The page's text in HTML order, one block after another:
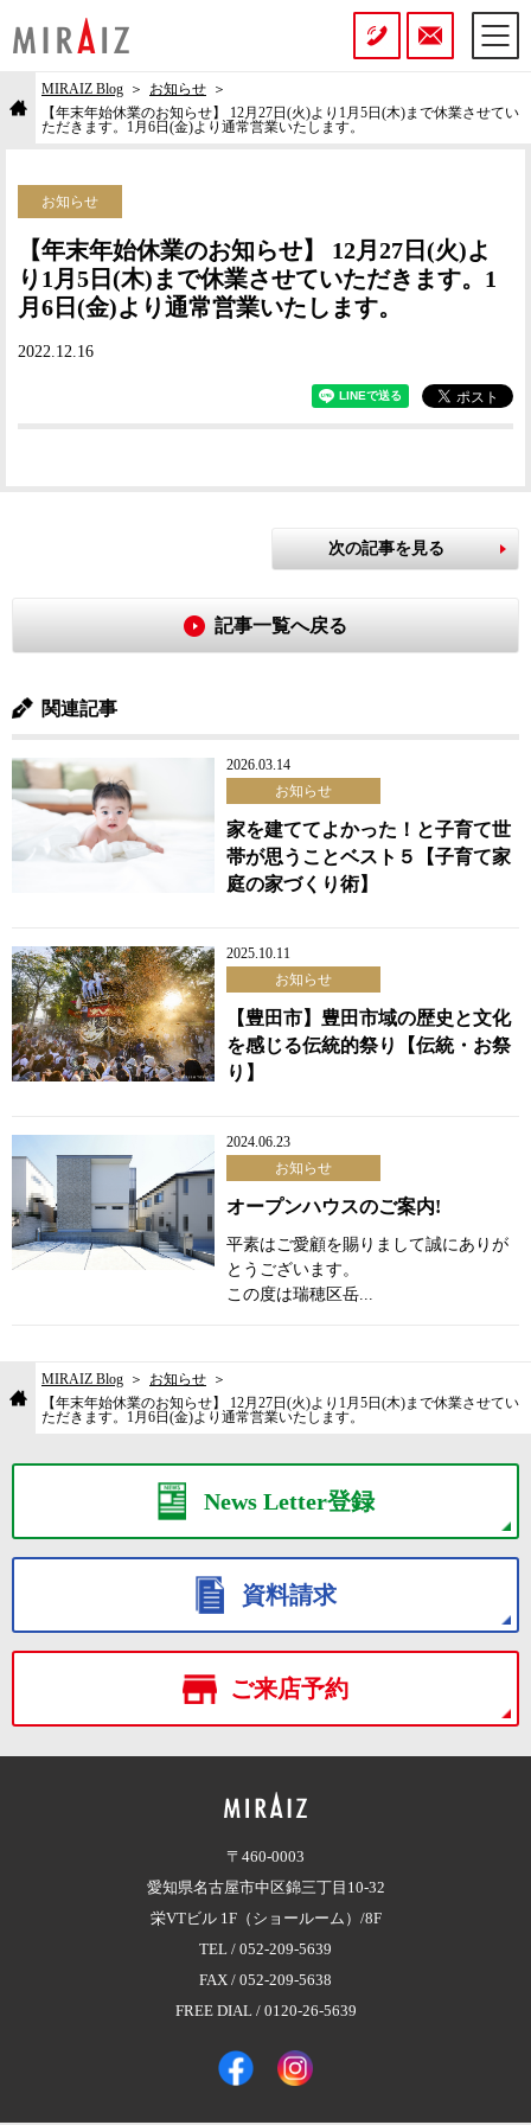
MIRAIZ Blog
お知らせ
【年末年始休業のお知らせ】 12月27日(火)より1月5日(木)まで休業させてい
ただきます。1月6日(金)より通常営業いたします。
お知らせ
【年末年始休業のお知らせ】 12月27日(火)よ
り1月5日(木)まで休業させていただきます。1
月6日(金)より通常営業いたします。
2022.12.16
記事一覧へ戻る
次の記事を見る
関連記事
2026.03.14
お知らせ
家を建ててよかった！と子育て世
帯が思うことベスト５【子育て家
庭の家づくり術】
2025.10.11
お知らせ
【豊田市】豊田市域の歴史と文化
を感じる伝統的祭り【伝統・お祭
り】
2024.06.23
お知らせ
オープンハウスのご案内!
平素はご愛顧を賜りまして誠にありが
とうございます。
この度は瑞穂区岳...
MIRAIZ Blog
お知らせ
【年末年始休業のお知らせ】 12月27日(火)より1月5日(木)まで休業させてい
ただきます。1月6日(金)より通常営業いたします。
News Letter登録
資料請求
ご来店予約
〒460-0003
愛知県名古屋市中区錦三丁目10-32
栄VTビル 1F（ショールーム）/8F
TEL / 052-209-5639
FAX / 052-209-5638
FREE DIAL / 0120-26-5639